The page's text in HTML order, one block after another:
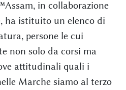
in collaborazione
ha istituito un elenco di
persone le cui
non solo da corsi ma
attitudinali quali i
Marche siamo al terzo